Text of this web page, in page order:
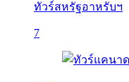
ทัวร์สหรัฐอาหรับฯ
7